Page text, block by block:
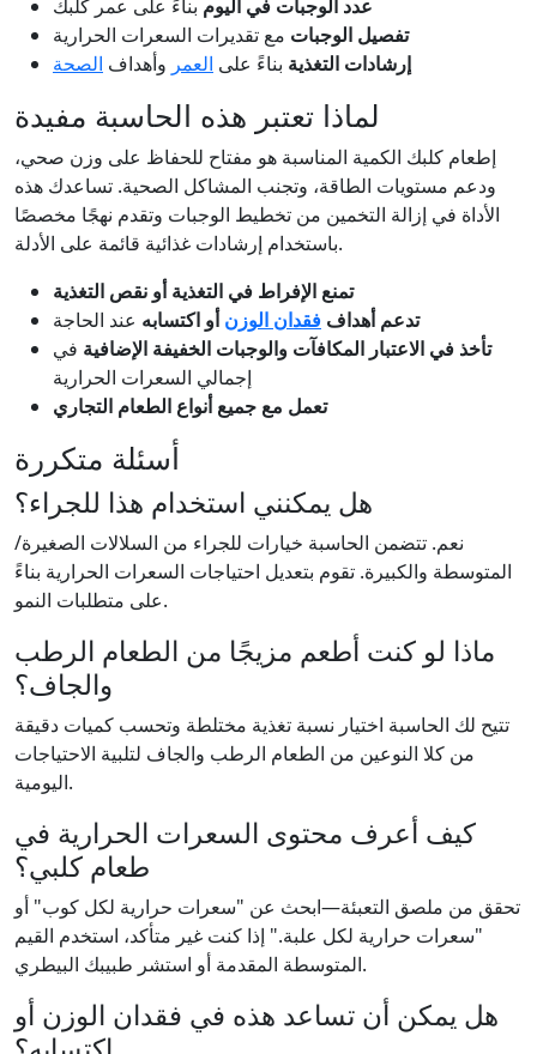
عدد الوجبات في اليوم بناءً على عمر كلبك
تفصيل الوجبات مع تقديرات السعرات الحرارية
إرشادات التغذية بناءً على العمر وأهداف الصحة
لماذا تعتبر هذه الحاسبة مفيدة
إطعام كلبك الكمية المناسبة هو مفتاح للحفاظ على وزن صحي،
ودعم مستويات الطاقة، وتجنب المشاكل الصحية. تساعدك هذه
الأداة في إزالة التخمين من تخطيط الوجبات وتقدم نهجًا مخصصًا
باستخدام إرشادات غذائية قائمة على الأدلة.
تمنع الإفراط في التغذية أو نقص التغذية
تدعم أهداف فقدان الوزنأو اكتسابه عند الحاجة
تأخذ في الاعتبار المكافآت والوجبات الخفيفة الإضافية في
إجمالي السعرات الحرارية
تعمل مع جميع أنواع الطعام التجاري
أسئلة متكررة
هل يمكنني استخدام هذا للجراء؟
نعم. تتضمن الحاسبة خيارات للجراء من السلالات الصغيرة/
المتوسطة والكبيرة. تقوم بتعديل احتياجات السعرات الحرارية بناءً
على متطلبات النمو.
ماذا لو كنت أطعم مزيجًا من الطعام الرطب
والجاف؟
تتيح لك الحاسبة اختيار نسبة تغذية مختلطة وتحسب كميات دقيقة
من كلا النوعين من الطعام الرطب والجاف لتلبية الاحتياجات
اليومية.
كيف أعرف محتوى السعرات الحرارية في
طعام كلبي؟
تحقق من ملصق التعبئة—ابحث عن "سعرات حرارية لكل كوب" أو
"سعرات حرارية لكل علبة." إذا كنت غير متأكد، استخدم القيم
المتوسطة المقدمة أو استشر طبيبك البيطري.
هل يمكن أن تساعد هذه في فقدان الوزن أو